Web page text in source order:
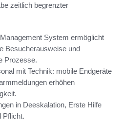
zeitlich begrenzter
System ermöglicht
Besucherausweise und
Prozesse.
mit Technik: mobile Endgeräte
erhöhen
in Deeskalation, Erste Hilfe
Pflicht.